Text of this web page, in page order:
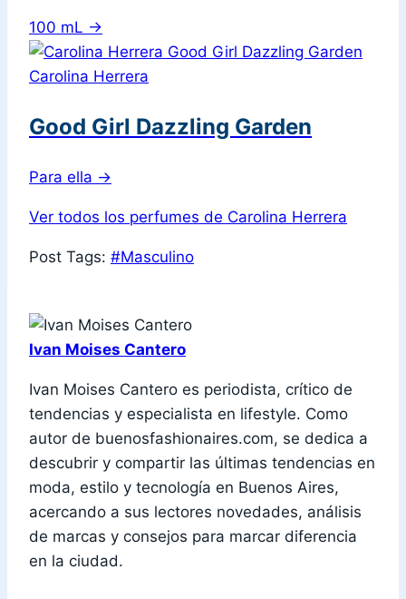
100 mL →
Carolina Herrera
Good Girl Dazzling Garden
Para ella →
Ver todos los perfumes de Carolina Herrera
Post Tags: #Masculino
Ivan Moises Cantero
Ivan Moises Cantero es periodista, crítico de
tendencias y especialista en lifestyle. Como
autor de buenosfashionaires.com, se dedica a
descubrir y compartir las últimas tendencias en
moda, estilo y tecnología en Buenos Aires,
acercando a sus lectores novedades, análisis
de marcas y consejos para marcar diferencia
en la ciudad.